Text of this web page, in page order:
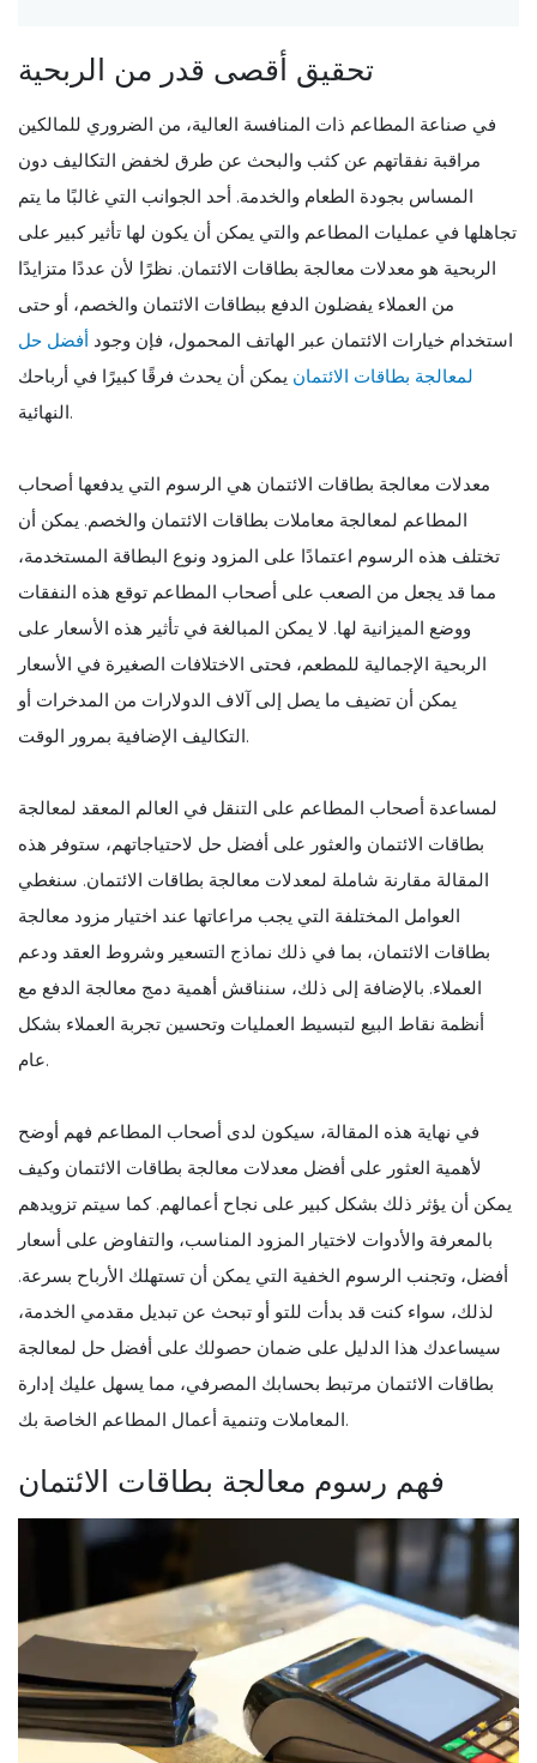
تحقيق أقصى قدر من الربحية
في صناعة المطاعم ذات المنافسة العالية، من الضروري للمالكين
مراقبة نفقاتهم عن كثب والبحث عن طرق لخفض التكاليف دون
المساس بجودة الطعام والخدمة. أحد الجوانب التي غالبًا ما يتم
تجاهلها في عمليات المطاعم والتي يمكن أن يكون لها تأثير كبير على
الربحية هو معدلات معالجة بطاقات الائتمان. نظرًا لأن عددًا متزايدًا
من العملاء يفضلون الدفع ببطاقات الائتمان والخصم، أو حتى
استخدام خيارات الائتمان عبر الهاتف المحمول، فإن وجود أفضل حل
لمعالجة بطاقات الائتمان يمكن أن يحدث فرقًا كبيرًا في أرباحك
النهائية.
معدلات معالجة بطاقات الائتمان هي الرسوم التي يدفعها أصحاب
المطاعم لمعالجة معاملات بطاقات الائتمان والخصم. يمكن أن
تختلف هذه الرسوم اعتمادًا على المزود ونوع البطاقة المستخدمة،
مما قد يجعل من الصعب على أصحاب المطاعم توقع هذه النفقات
ووضع الميزانية لها. لا يمكن المبالغة في تأثير هذه الأسعار على
الربحية الإجمالية للمطعم، فحتى الاختلافات الصغيرة في الأسعار
يمكن أن تضيف ما يصل إلى آلاف الدولارات من المدخرات أو
التكاليف الإضافية بمرور الوقت.
لمساعدة أصحاب المطاعم على التنقل في العالم المعقد لمعالجة
بطاقات الائتمان والعثور على أفضل حل لاحتياجاتهم، ستوفر هذه
المقالة مقارنة شاملة لمعدلات معالجة بطاقات الائتمان. سنغطي
العوامل المختلفة التي يجب مراعاتها عند اختيار مزود معالجة
بطاقات الائتمان، بما في ذلك نماذج التسعير وشروط العقد ودعم
العملاء. بالإضافة إلى ذلك، سنناقش أهمية دمج معالجة الدفع مع
أنظمة نقاط البيع لتبسيط العمليات وتحسين تجربة العملاء بشكل
عام.
في نهاية هذه المقالة، سيكون لدى أصحاب المطاعم فهم أوضح
لأهمية العثور على أفضل معدلات معالجة بطاقات الائتمان وكيف
يمكن أن يؤثر ذلك بشكل كبير على نجاح أعمالهم. كما سيتم تزويدهم
بالمعرفة والأدوات لاختيار المزود المناسب، والتفاوض على أسعار
أفضل، وتجنب الرسوم الخفية التي يمكن أن تستهلك الأرباح بسرعة.
لذلك، سواء كنت قد بدأت للتو أو تبحث عن تبديل مقدمي الخدمة،
سيساعدك هذا الدليل على ضمان حصولك على أفضل حل لمعالجة
بطاقات الائتمان مرتبط بحسابك المصرفي، مما يسهل عليك إدارة
المعاملات وتنمية أعمال المطاعم الخاصة بك.
فهم رسوم معالجة بطاقات الائتمان